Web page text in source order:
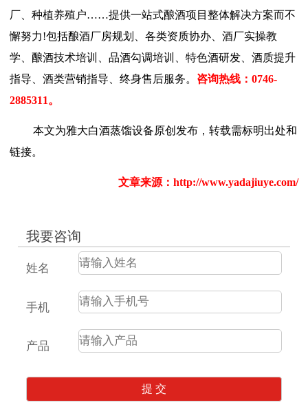
厂、种植养殖户……提供一站式酿酒项目整体解决方案而不
懈努力!包括酿酒厂房规划、各类资质协办、酒厂实操教
学、酿酒技术培训、品酒勾调培训、特色酒研发、酒质提升
指导、酒类营销指导、终身售后服务。 咨询热线 ： 0746-
2885311。
本文为雅大白酒蒸馏设备原创发布，转载需标明出处和
链接。
文章来源： http://www.yadajiuye.com/
我要咨询
姓名
手机
产品